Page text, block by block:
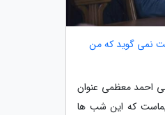
نمی گوید که من
احمد معظمی عنوان
که این شب ها